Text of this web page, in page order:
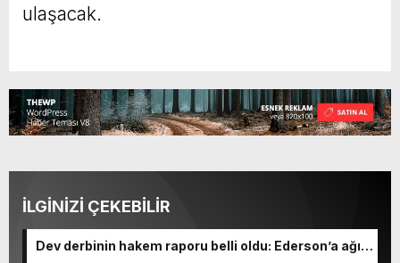
ulaşacak.
İLGİNİZİ ÇEKEBİLİR
Dev derbinin hakem raporu belli oldu: Ederson’a ağır